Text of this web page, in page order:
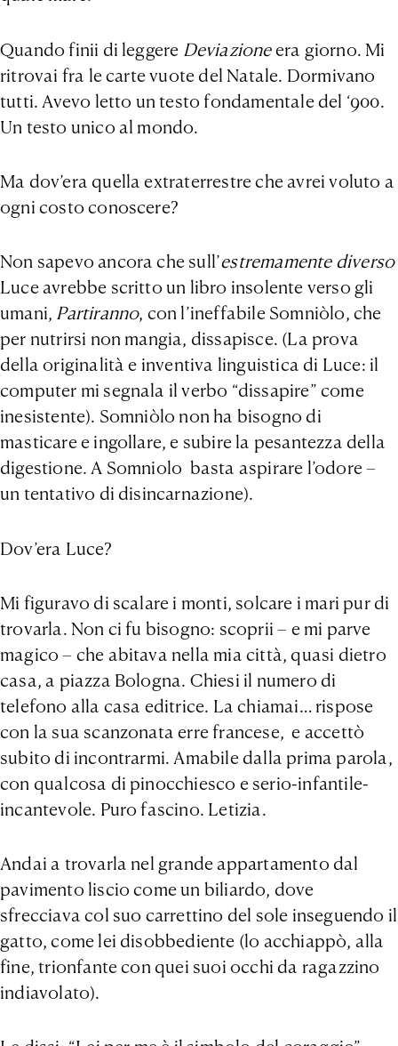
Quando finii di leggere Deviazioneera giorno. Mi
ritrovai fra le carte vuote del Natale. Dormivano
tutti. Avevo letto un testo fondamentale del ‘900.
Un testo unico al mondo.
Ma dov’era quella extraterrestre che avrei voluto a
ogni costo conoscere?
Non sapevo ancora che sull’estremamente diverso
Luce avrebbe scritto un libro insolente verso gli
umani, Partiranno, con l’ineffabile Somniòlo, che
per nutrirsi non mangia, dissapisce. (La prova
della originalità e inventiva linguistica di Luce: il
computer mi segnala il verbo “dissapire” come
inesistente). Somniòlo non ha bisogno di
masticare e ingollare, e subire la pesantezza della
digestione. A Somniolo basta aspirare l’odore –
un tentativo di disincarnazione).
Dov’era Luce?
Mi figuravo di scalare i monti, solcare i mari pur di
trovarla. Non ci fu bisogno: scoprii – e mi parve
magico – che abitava nella mia città, quasi dietro
casa, a piazza Bologna. Chiesi il numero di
telefono alla casa editrice. La chiamai… rispose
con la sua scanzonata erre francese, e accettò
subito di incontrarmi. Amabile dalla prima parola,
con qualcosa di pinocchiesco e serio-infantile-
incantevole. Puro fascino. Letizia.
Andai a trovarla nel grande appartamento dal
pavimento liscio come un biliardo, dove
sfrecciava col suo carrettino del sole inseguendo il
gatto, come lei disobbediente (lo acchiappò, alla
fine, trionfante con quei suoi occhi da ragazzino
indiavolato).